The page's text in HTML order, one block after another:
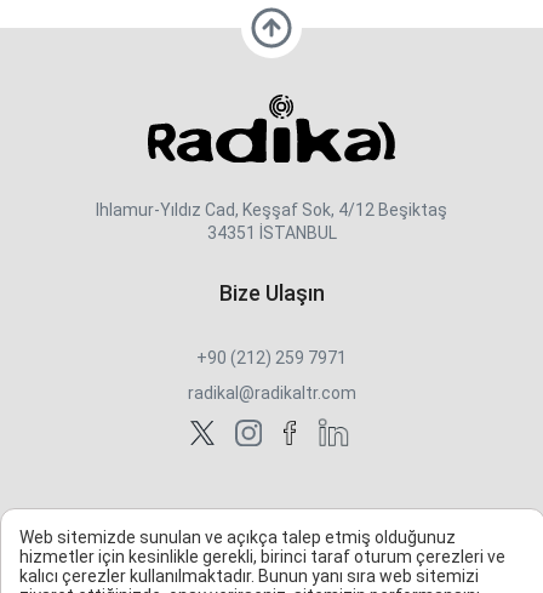
Ihlamur-Yıldız Cad, Keşşaf Sok, 4/12 Beşiktaş
34351 İSTANBUL
Bize Ulaşın
+90 (212) 259 7971
radikal@radikaltr.com
Web sitemizde sunulan ve açıkça talep etmiş olduğunuz
hizmetler için kesinlikle gerekli, birinci taraf oturum çerezleri ve
kalıcı çerezler kullanılmaktadır. Bunun yanı sıra web sitemizi